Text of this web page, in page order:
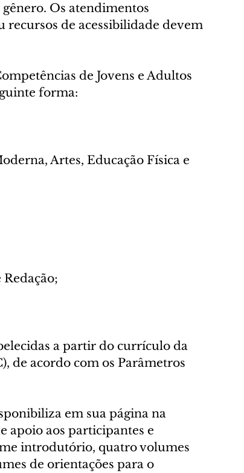
Os atendimentos
recursos de acessibilidade devem
de Jovens e Adultos
forma:
Artes, Educação Física e
Redação;
a partir do currículo da
de acordo com os Parâmetros
em sua página na
apoio aos participantes e
introdutório, quatro volumes
de orientações para o